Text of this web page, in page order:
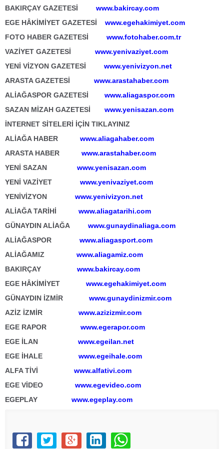
BAKIRÇAY GAZETESİ www.bakircay.com
EGE HÂKİMİYET GAZETESİ
www.egehakimiyet.com
FOTO HABER GAZETESİ
www.fotohaber.com.tr
VAZİYET GAZETESİ www.yenivaziyet.com
YENİ VİZYON GAZETESİ
www.yenivizyon.net
ARASTA GAZETESİ www.arastahaber.com
ALİAĞASPOR GAZETESİ
www.aliagaspor.com
SAZAN MİZAH GAZETESİ
www.yenisazan.com
İNTERNET SİTELERİ İÇİN TIKLAYINIZ
ALİAĞA HABER www.aliagahaber.com
ARASTA HABER www.arastahaber.com
YENİ SAZAN www.yenisazan.com
YENİ VAZİYET www.yenivaziyet.com
YENİVİZYON www.yenivizyon.net
ALİAĞA TARİHİ www.aliagatarihi.com
GÜNAYDIN ALİAĞA
www.gunaydinaliaga.com
ALİAĞASPOR www.aliagasport.com
ALİAĞAMIZ www.aliagamiz.com
BAKIRÇAY www.bakircay.com
EGE HÂKİMİYET www.egehakimiyet.com
GÜNAYDIN İZMİR www.gunaydinizmir.com
AZİZ İZMİR www.azizizmir.com
EGE RAPOR www.egerapor.com
EGE İLAN www.egeilan.net
EGE İHALE www.egeihale.com
ALFA TİVİ www.alfativi.com
EGE VİDEO www.egevideo.com
EGEPLAY www.egeplay.com